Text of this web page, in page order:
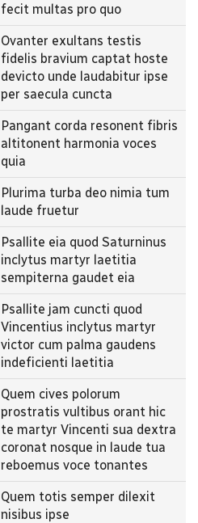
fecit multas pro quo
Ovanter exultans testis
fidelis bravium captat hoste
devicto unde laudabitur ipse
per saecula cuncta
Pangant corda resonent fibris
altitonent harmonia voces
quia
Plurima turba deo nimia tum
laude fruetur
Psallite eia quod Saturninus
inclytus martyr laetitia
sempiterna gaudet eia
Psallite jam cuncti quod
Vincentius inclytus martyr
victor cum palma gaudens
indeficienti laetitia
Quem cives polorum
prostratis vultibus orant hic
te martyr Vincenti sua dextra
coronat nosque in laude tua
reboemus voce tonantes
Quem totis semper dilexit
nisibus ipse